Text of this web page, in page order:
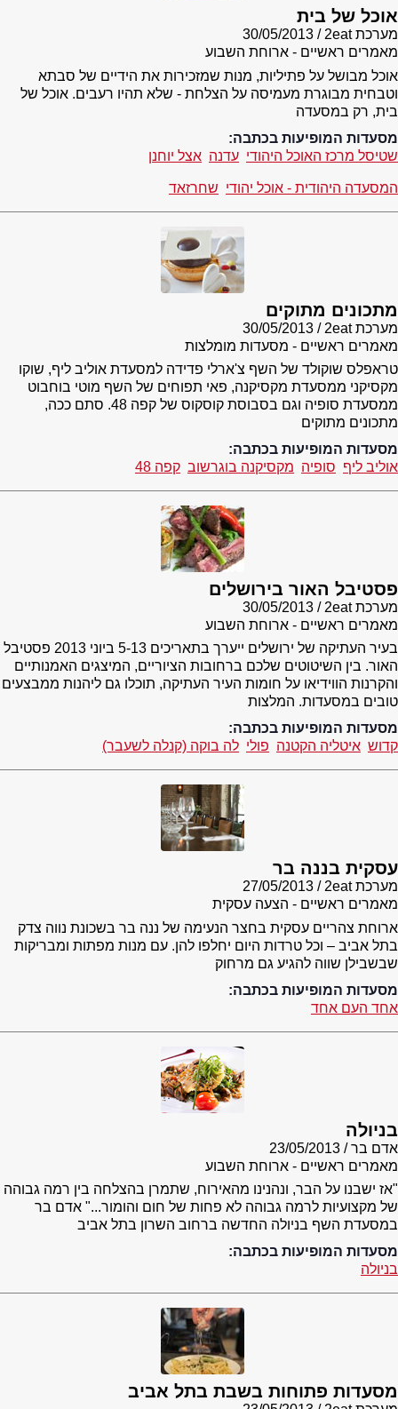
אוכל של בית
מערכת 2eat
30/05/2013
מאמרים ראשיים - ארוחת השבוע
אוכל מבושל על פתיליות, מנות שמזכירות את הידיים של סבתא
וטבחית מבוגרת מעמיסה על הצלחת - שלא תהיו רעבים. אוכל של
בית, רק במסעדה
מסעדות המופיעות בכתבה:
שטיסל מרכז האוכל היהודי עדנה אצל יוחנן
המסעדה היהודית - אוכל יהודי שחרזאד
מתכונים מתוקים
מערכת 2eat
30/05/2013
מאמרים ראשיים - מסעדות מומלצות
טראפלס שוקולד של השף צ'ארלי פדידה למסעדת אוליב ליף, שוקו
מקסיקני ממסעדת מקסיקנה, פאי תפוחים של השף מוטי בוחבוט
ממסעדת סופיה וגם בסבוסת קוסקוס של קפה 48. סתם ככה,
מתכונים מתוקים
מסעדות המופיעות בכתבה:
אוליב ליף סופיה מקסיקנה בוגרשוב קפה 48
פסטיבל האור בירושלים
מערכת 2eat
30/05/2013
מאמרים ראשיים - ארוחת השבוע
בעיר העתיקה של ירושלים ייערך בתאריכים 5-13 ביוני 2013 פסטיבל
האור. בין השיטוטים שלכם ברחובות הציוריים, המיצגים האמנותיים
והקרנות הווידיאו על חומות העיר העתיקה, תוכלו גם ליהנות ממבצעים
טובים במסעדות. המלצות
מסעדות המופיעות בכתבה:
קדוש איטליה הקטנה פולי לה בוקה (קנלה לשעבר)
עסקית בננה בר
מערכת 2eat
27/05/2013
מאמרים ראשיים - הצעה עסקית
ארוחת צהריים עסקית בחצר הנעימה של ננה בר בשכונת נווה צדק
בתל אביב – וכל טרדות היום יחלפו להן. עם מנות מפתות ומבריקות
שבשבילן שווה להגיע גם מרחוק
מסעדות המופיעות בכתבה:
אחד העם אחד
בניולה
אדם בר
23/05/2013
מאמרים ראשיים - ארוחת השבוע
"אז ישבנו על הבר, ונהנינו מהאירוח, שתמרן בהצלחה בין רמה גבוהה
של מקצועיות לרמה גבוהה לא פחות של חום והומור..." אדם בר
במסעדת השף בניולה החדשה ברחוב השרון בתל אביב
מסעדות המופיעות בכתבה:
בניולה
מסעדות פתוחות בשבת בתל אביב